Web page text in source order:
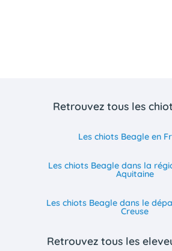
Retrouvez tous les
Les chiots Beagle en
Les chiots Beagle dans la
Aquitaine
Les chiots Beagle dans le
Creuse
Retrouvez tous les